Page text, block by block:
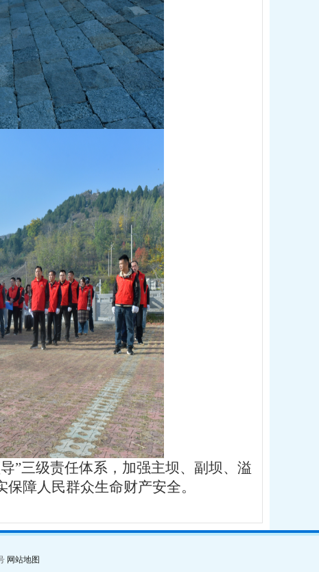
”三级责任体系，加强主坝、副坝、溢
障人民群众生命财产安全。
网站地图